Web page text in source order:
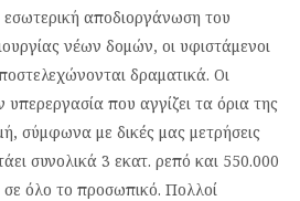
αποδιοργάνωση του
νέων δομών, οι υφιστάμενοι
δραματικά. Οι
που αγγίζει τα όρια της
σύμφωνα με δικές μας μετρήσεις
συνολικά 3 εκατ. ρεπό και 550.000
σε όλο το προσωπικό. Πολλοί